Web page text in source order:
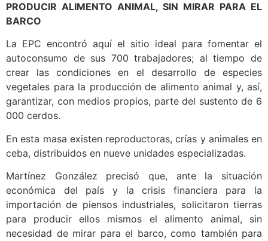
PRODUCIR ALIMENTO ANIMAL, SIN MIRAR PARA EL
BARCO
La EPC encontró aquí el sitio ideal para fomentar el
autoconsumo de sus 700 trabajadores; al tiempo de
crear las condiciones en el desarrollo de especies
vegetales para la producción de alimento animal y, así,
garantizar, con medios propios, parte del sustento de 6
000 cerdos.
En esta masa existen reproductoras, crías y animales en
ceba, distribuidos en nueve unidades especializadas.
Martínez González precisó que, ante la situación
económica del país y la crisis financiera para la
importación de piensos industriales, solicitaron tierras
para producir ellos mismos el alimento animal, sin
necesidad de mirar para el barco, como también para